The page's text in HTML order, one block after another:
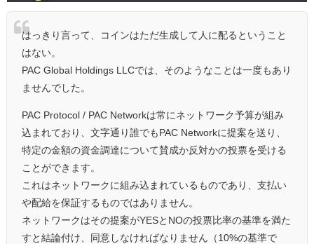
はっきり言って、コインはただ生成して人に配るということ
はない。
PAC Global Holdings LLCでは、そのようなことは一度もあり
ませんでした。
PAC Protocol / PAC Networkは常にネットワーク予算が組み
込まれており、文字通り誰でもPAC Networkに提案を送り、
特定の金額の資金調達について賛成か反対かの投票を受ける
ことができます。
これはネットワークに組み込まれているものであり、支払い
や配給を保証するものではありません。
ネットワークはその提案がYESとNOの投票比率の基準を満た
すと結論付け、同意しなければなりません（10%の基準で